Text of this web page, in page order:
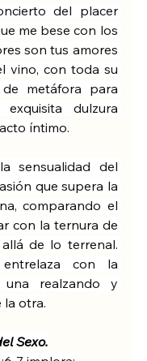
del placer
me bese con los
son tus amores
vino, con toda su
metáfora para
dulzura
íntimo.
sensualidad del
que supera la
comparando el
con la ternura de
de lo terrenal.
con la
una realzando y
la otra.
Sexo.